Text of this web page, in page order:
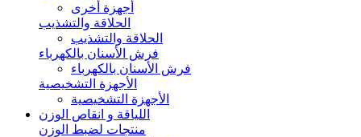
أجهزة أخرى
الحلاقة والتشذيب
الحلاقة والتشذيب
فرش الأسنان بالكهرباء
فرش الأسنان بالكهرباء
الأجهزة التشخيصية
الأجهزة التشخيصية
اللياقة و انقاص الوزن
منتجات لضبط الوزن